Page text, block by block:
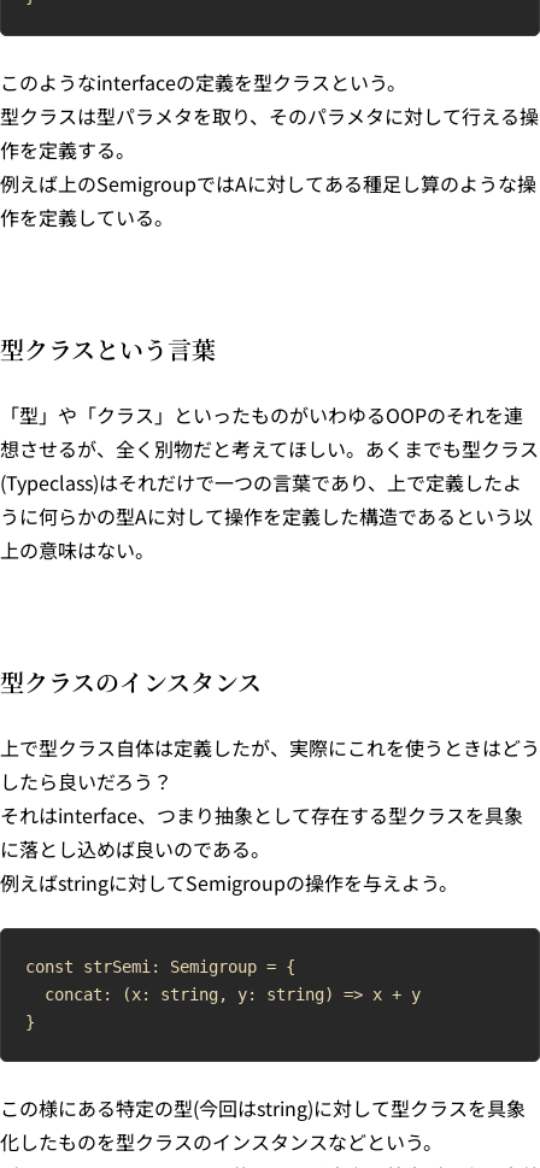
このようなinterfaceの定義を型クラスという。
型クラスは型パラメタを取り、そのパラメタに対して行える操
作を定義する。
例えば上のSemigroupではAに対してある種足し算のような操
作を定義している。
型クラスという言葉
「型」や「クラス」といったものがいわゆるOOPのそれを連
想させるが、全く別物だと考えてほしい。あくまでも型クラス
(Typeclass)はそれだけで一つの言葉であり、上で定義したよ
うに何らかの型Aに対して操作を定義した構造であるという以
上の意味はない。
型クラスのインスタンス
上で型クラス自体は定義したが、実際にこれを使うときはどう
したら良いだろう？
それはinterface、つまり抽象として存在する型クラスを具象
に落とし込めば良いのである。
例えばstringに対してSemigroupの操作を与えよう。
const strSemi: Semigroup = {
  concat: (x: string, y: string) => x + y
この様にある特定の型(今回はstring)に対して型クラスを具象
化したものを型クラスのインスタンスなどという。